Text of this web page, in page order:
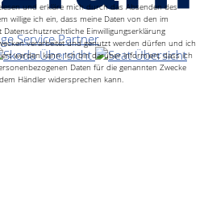
und erkläre mich durch das Absenden des
willige ich ein, dass meine Daten von den im
Einwilligungserklärung
verarbeitet und genutzt werden dürfen und ich
werden kann. Ich bin darüber informiert, dass ich
Daten für die genannten Zwecke
Händler widersprechen kann.